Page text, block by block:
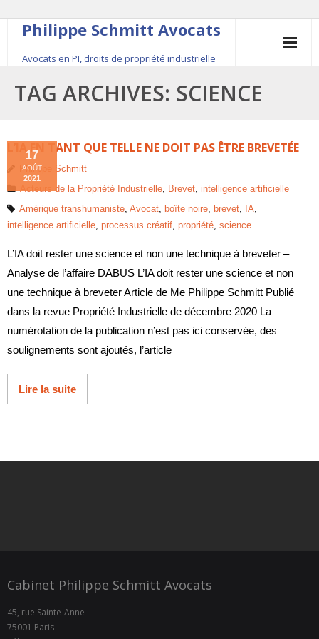
Philippe Schmitt Avocats
Avocats en PI, droits de propriété industrielle
45, rue Saint-Anne, 75001 Paris, +33 (0)1 84 16 35
54
Contact
Le fondateur
Publications
TAG ARCHIVES: SCIENCE
L’IA EN TANT QUE TELLE NE DOIT PAS ÊTRE BREVETÉE
17
AOÛT
2021
Philippe Schmitt
Acteurs de la Propriété Industrielle, Brevet, intelligence artificielle
Amérique transhumaniste, Avocat, boîte noire, brevet, IA,
intelligence artificielle, processus créatif, propriété, science
L’IA doit rester une science et non une technique à breveter –
Analyse de l’affaire DABUS L’IA doit rester une science et non
une technique à breveter Article de Me Philippe Schmitt Publié
dans la revue Propriété Industrielle de décembre 2020 La
numérotation de la publication n’est pas ici conservée, des
soulignements sont ajoutés, l’article
Lire la suite
Cabinet Philippe Schmitt Avocats
45, rue Sainte-Anne
75001 Paris